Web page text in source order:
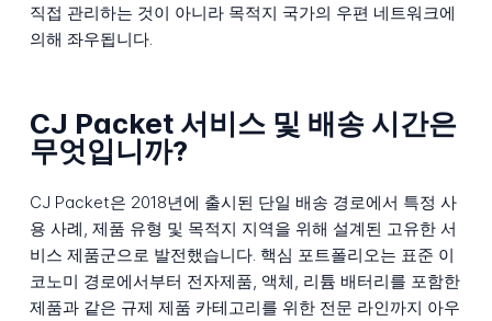
직접 관리하는 것이 아니라 목적지 국가의 우편 네트워크에
의해 좌우됩니다.
CJ Packet 서비스 및 배송 시간은
무엇입니까?
CJ Packet은 2018년에 출시된 단일 배송 경로에서 특정 사
용 사례, 제품 유형 및 목적지 지역을 위해 설계된 고유한 서
비스 제품군으로 발전했습니다. 핵심 포트폴리오는 표준 이
코노미 경로에서부터 전자제품, 액체, 리튬 배터리를 포함한
제품과 같은 규제 제품 카테고리를 위한 전문 라인까지 아우